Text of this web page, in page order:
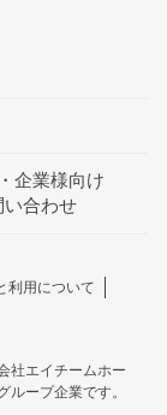
企業様向け
い合わせ
利用について
社エイチームホー
ループ企業です。